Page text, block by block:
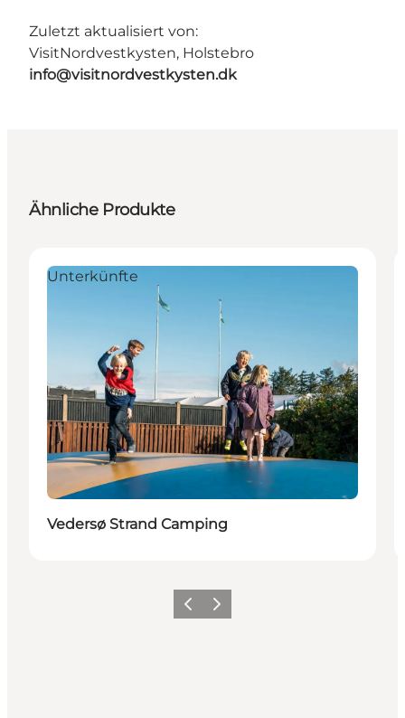
Zuletzt aktualisiert von:
VisitNordvestkysten, Holstebro
info@visitnordvestkysten.dk
Ähnliche Produkte
Unterkünfte
Vedersø Strand Camping
ZurückWeiter